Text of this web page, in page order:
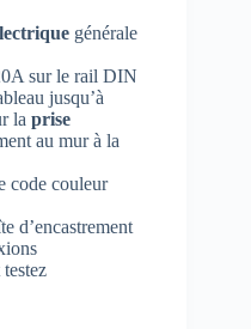
générale
sur le rail DIN
jusqu’à
la prise
au mur à la
code couleur
d’encastrement
testez